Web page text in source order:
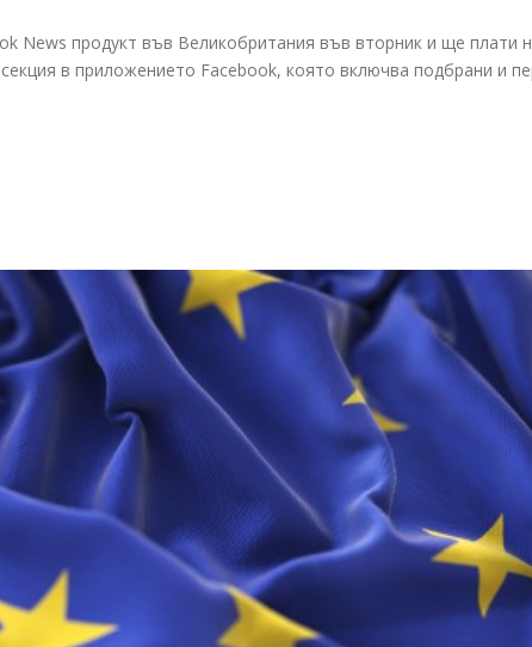
News продукт във Великобритания във вторник и ще плати
в приложението Facebook, която включва подбрани и